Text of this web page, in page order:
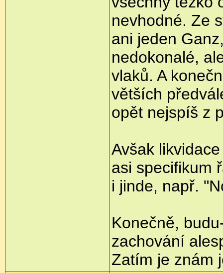
nevhodné. Ze
ani jeden
nedokonalé,
vlaků. A
větších
opět nejspíš z
Avšak
asi specifikum
i jinde, např.
Konečně,
zachování
Zatím je znám